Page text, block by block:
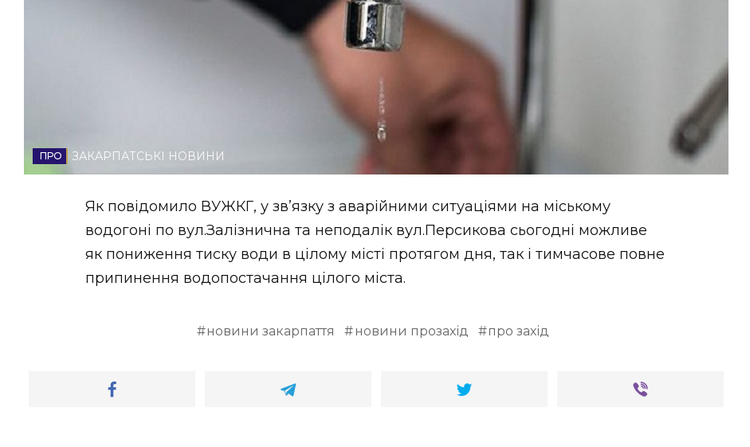
НОВИНИ ЗАХІДНОЇ УКРАЇНИ
ЗАКАРПАТСЬКІ НОВИНИ
Як повідомило ВУЖКГ, у зв’язку з аварійними ситуаціями на міському
водогоні по вул.Залізнична та неподалік вул.Персикова сьогодні можливе
як пониження тиску води в цілому місті протягом дня, так і тимчасове повне
припинення водопостачання цілого міста.
новини закарпаття новини прозахід про захід